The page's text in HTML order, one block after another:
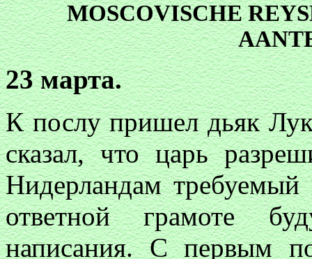
MOSCOVISCHE
23 марта.
К послу пришел дьяк
сказал, что царь
Нидерландам
ответной грамоте
написания. С первым